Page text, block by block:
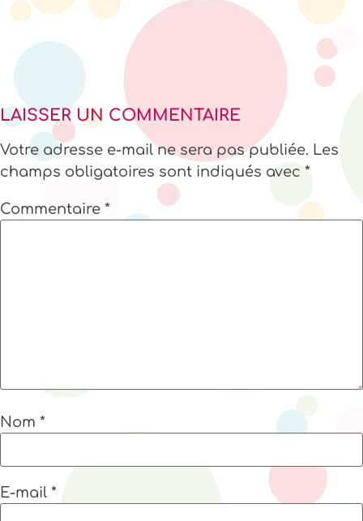
LAISSER UN COMMENTAIRE
Votre adresse e-mail ne sera pas publiée. Les
champs obligatoires sont indiqués avec *
Commentaire *
Nom *
E-mail *